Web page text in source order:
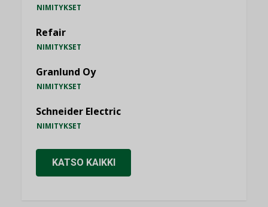
NIMITYKSET
Refair
NIMITYKSET
Granlund Oy
NIMITYKSET
Schneider Electric
NIMITYKSET
KATSO KAIKKI